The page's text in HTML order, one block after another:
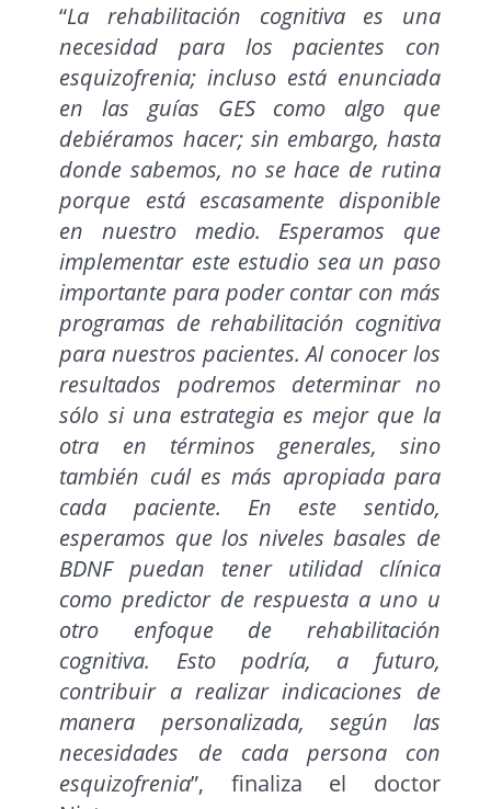
“La rehabilitación cognitiva es una
necesidad para los pacientes con
esquizofrenia; incluso está enunciada
en las guías GES como algo que
debiéramos hacer; sin embargo, hasta
donde sabemos, no se hace de rutina
porque está escasamente disponible
en nuestro medio. Esperamos que
implementar este estudio sea un paso
importante para poder contar con más
programas de rehabilitación cognitiva
para nuestros pacientes. Al conocer los
resultados podremos determinar no
sólo si una estrategia es mejor que la
otra en términos generales, sino
también cuál es más apropiada para
cada paciente. En este sentido,
esperamos que los niveles basales de
BDNF puedan tener utilidad clínica
como predictor de respuesta a uno u
otro enfoque de rehabilitación
cognitiva. Esto podría, a futuro,
contribuir a realizar indicaciones de
manera personalizada, según las
necesidades de cada persona con
esquizofrenia”, finaliza el doctor